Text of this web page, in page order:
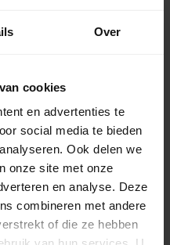
Over
cookies
en advertenties te
social media te bieden
Ook delen we
onze site met onze
en analyse. Deze
combineren met andere
of die ze hebben
administraties en
website instellen van
en BTW-nummer
integratie
- Onze
zorgt ervoor dat
is aan je